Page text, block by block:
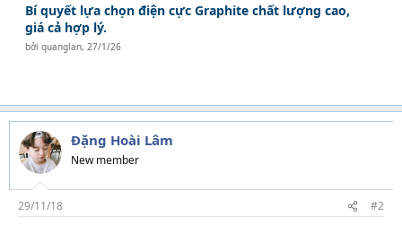
Bí quyết lựa chọn điện cực Graphite chất lượng cao,
giá cả hợp lý.
bởiquanglan, 27/1/26
Đặng Hoài Lâm
New member
29/11/18 #2